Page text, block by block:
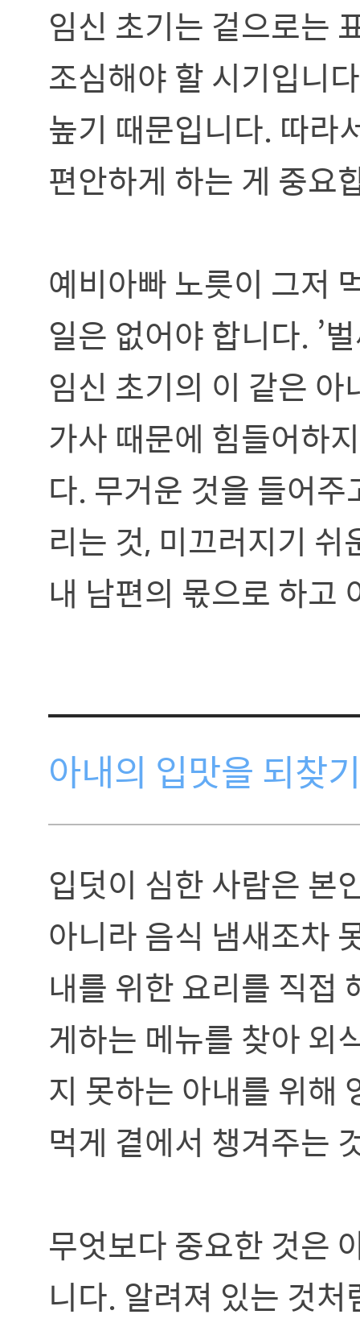
임신 초기는 겉으로는
조심해야 할 시기입니
높기 때문입니다. 따라
편안하게 하는 게 중요
예비아빠 노릇이 그저
일은 없어야 합니다. ’
임신 초기의 이 같은
가사 때문에 힘들어하
다. 무거운 것을 들어
리는 것, 미끄러지기
내 남편의 몫으로 하고
아내의 입맛을 되찾
입덧이 심한 사람은 본
아니라 음식 냄새조차
내를 위한 요리를 직접
게하는 메뉴를 찾아 외
지 못하는 아내를 위해
먹게 곁에서 챙겨주는
무엇보다 중요한 것은
니다. 알려져 있는 것